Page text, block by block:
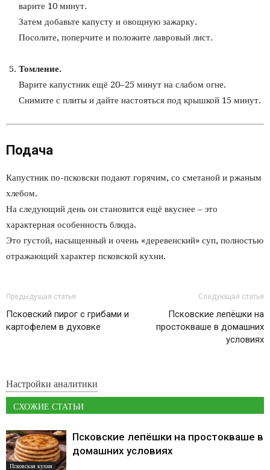
варите 10 минут.
Затем добавьте капусту и овощную зажарку.
Посолите, поперчите и положите лавровый лист.
Томление.
Варите капустник ещё 20–25 минут на слабом огне.
Снимите с плиты и дайте настояться под крышкой 15 минут.
Подача
Капустник по-псковски подают горячим, со сметаной и ржаным
хлебом.
На следующий день он становится ещё вкуснее – это
характерная особенность блюда.
Это густой, насыщенный и очень «деревенский» суп, полностью
отражающий характер псковской кухни.
Предыдущая статья
Псковский пирог с грибами и
картофелем в духовке
Следующая статья
Псковские лепёшки на
простокваше в домашних
условиях
Настройки аналитики
СХОЖИЕ СТАТЬИ
Псковская кухня
Псковские лепёшки на простокваше в
домашних условиях